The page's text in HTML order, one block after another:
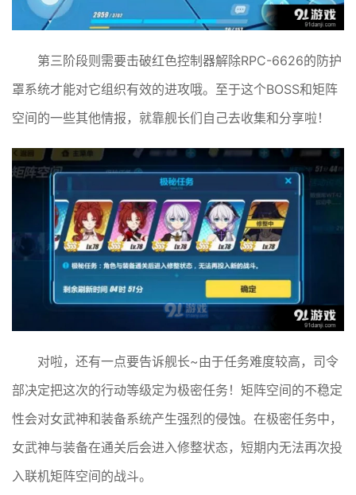
第三阶段则需要击破红色控制器解除RPC-6626的防护
罩系统才能对它组织有效的进攻哦。至于这个BOSS和矩阵
空间的一些其他情报，就靠舰长们自己去收集和分享啦！
对啦，还有一点要告诉舰长~由于任务难度较高，司令
部决定把这次的行动等级定为极密任务！矩阵空间的不稳定
性会对女武神和装备系统产生强烈的侵蚀。在极密任务中，
女武神与装备在通关后会进入修整状态，短期内无法再次投
入联机矩阵空间的战斗。